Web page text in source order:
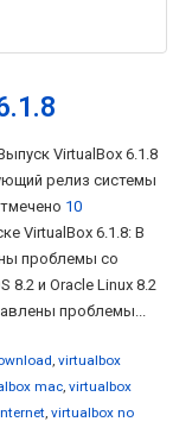
VirtualBox 6.1.8
релиз системы
10
VirtualBox 6.1.8: В
проблемы со
8.2 и Oracle Linux 8.2
проблемы...
, virtualbox
mac, virtualbox
, virtualbox no